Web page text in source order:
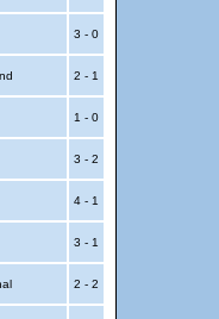
3 - 0
2 - 1
1 - 0
3 - 2
4 - 1
3 - 1
2 - 2